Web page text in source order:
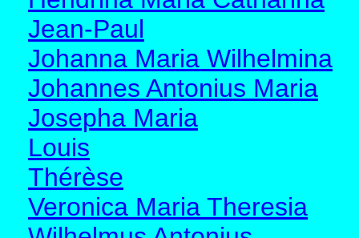
Jean-Paul
Johanna Maria Wilhelmina
Johannes Antonius Maria
Josepha Maria
Louis
Thérèse
Veronica Maria Theresia